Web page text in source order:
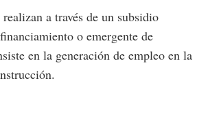
realizan a través de un subsidio
o emergente de
en la generación de empleo en la